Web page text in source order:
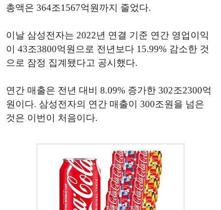
총액은 364조1567억원까지 줄었다.
이날 삼성전자는 2022년 연결 기준 연간 영업이익
이 43조3800억원으로 전년보다 15.99% 감소한 것
으로 잠정 집계됐다고 공시했다.
연간 매출은 전년 대비 8.09% 증가한 302조2300억
원이다. 삼성전자의 연간 매출이 300조원을 넘은
것은 이번이 처음이다.